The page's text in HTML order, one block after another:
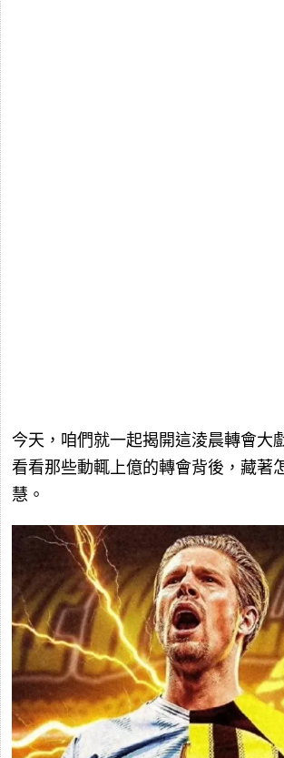
今天，咱們就一起揭開這淩晨轉會大
看看那些動輒上億的轉會背後，藏著
慧。